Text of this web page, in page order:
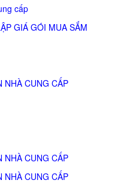
cấp
GIÁ GÓI MUA SẮM
NHÀ CUNG CẤP
NHÀ CUNG CẤP
NHÀ CUNG CẤP